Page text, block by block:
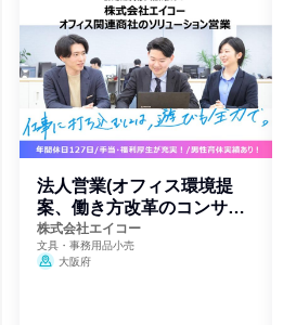
法人営業(オフィス環境提
案、働き方改革のコンサ
ル、商社営業)
株式会社エイコー
文具・事務用品小売
大阪府